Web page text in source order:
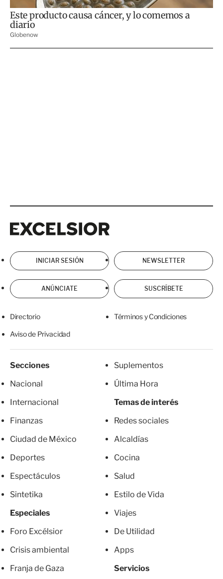
INICIAR SESIÓN NEWSLETTER
ANÚNCIATE SUSCRÍBETE
Directorio Términos y Condiciones
Aviso de Privacidad
Secciones
Nacional
Internacional
Finanzas
Ciudad de México
Deportes
Espectáculos
Sintetika
Especiales
Foro Excélsior
Crisis ambiental
Franja de Gaza
Suplementos
Última Hora
Temas de interés
Redes sociales
Alcaldías
Cocina
Salud
Estilo de Vida
Viajes
De Utilidad
Apps
Servicios